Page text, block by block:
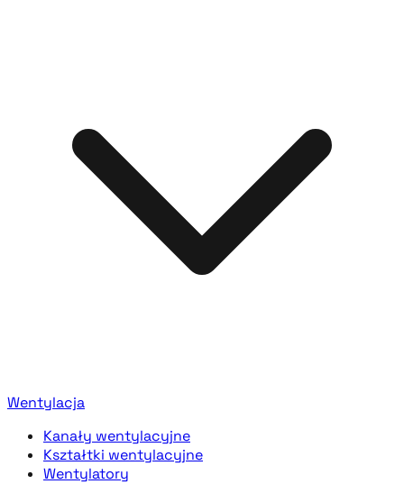
Wentylacja
Kanały wentylacyjne
Kształtki wentylacyjne
Wentylatory